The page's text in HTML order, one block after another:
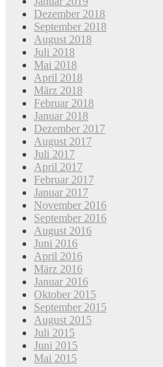
Dezember 2018
September 2018
August 2018
Juli 2018
Mai 2018
April 2018
März 2018
Februar 2018
Januar 2018
Dezember 2017
August 2017
Juli 2017
April 2017
Februar 2017
Januar 2017
November 2016
September 2016
August 2016
Juni 2016
April 2016
März 2016
Januar 2016
Oktober 2015
September 2015
August 2015
Juli 2015
Juni 2015
Mai 2015